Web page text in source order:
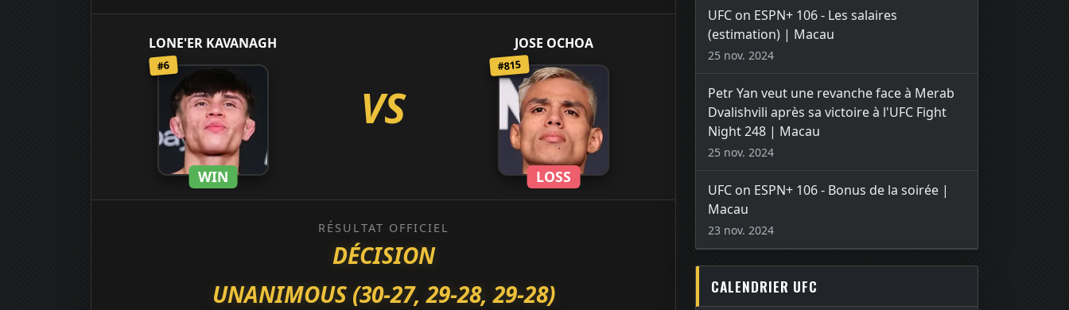
LONE'ER KAVANAGH
#6
WIN
VS
JOSE OCHOA
#815
LOSS
RÉSULTAT OFFICIEL
DÉCISION
UNANIMOUS (30-27, 29-28, 29-28)
UFC on ESPN+ 106 - Les salaires
(estimation) | Macau
25 nov. 2024
Petr Yan veut une revanche face à Merab
Dvalishvili après sa victoire à l'UFC Fight
Night 248 | Macau
25 nov. 2024
UFC on ESPN+ 106 - Bonus de la soirée |
Macau
23 nov. 2024
CALENDRIER UFC